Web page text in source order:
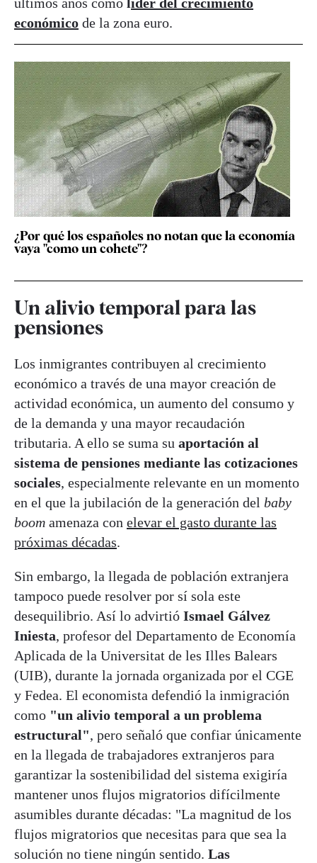
económico de la zona euro.
¿Por qué los españoles no notan que la economía
vaya "como un cohete"?
Un alivio temporal para las
pensiones
Los inmigrantes contribuyen al crecimiento
económico a través de una mayor creación de
actividad económica, un aumento del consumo y
de la demanda y una mayor recaudación
tributaria. A ello se suma su aportación al
sistema de pensiones mediante las cotizaciones
sociales, especialmente relevante en un momento
en el que la jubilación de la generación del baby
boom amenaza con elevar el gasto durante las
próximas décadas.
Sin embargo, la llegada de población extranjera
tampoco puede resolver por sí sola este
desequilibrio. Así lo advirtió Ismael Gálvez
Iniesta, profesor del Departamento de Economía
Aplicada de la Universitat de les Illes Balears
(UIB), durante la jornada organizada por el CGE
y Fedea. El economista defendió la inmigración
como "un alivio temporal a un problema
estructural", pero señaló que confiar únicamente
en la llegada de trabajadores extranjeros para
garantizar la sostenibilidad del sistema exigiría
mantener unos flujos migratorios difícilmente
asumibles durante décadas: "La magnitud de los
flujos migratorios que necesitas para que sea la
solución no tiene ningún sentido. Las